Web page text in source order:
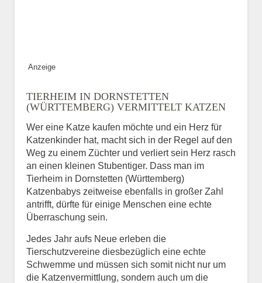
Keine Datei ausgewählt
Vermisst seit
Ort des Verschwindens
Anzeige
TIERHEIM IN DORNSTETTEN
(WÜRTTEMBERG) VERMITTELT KATZEN
Wer eine Katze kaufen möchte und ein Herz für
Katzenkinder hat, macht sich in der Regel auf den
Weg zu einem Züchter und verliert sein Herz rasch
an einen kleinen Stubentiger. Dass man im
Tierheim in Dornstetten (Württemberg)
Katzenbabys zeitweise ebenfalls in großer Zahl
antrifft, dürfte für einige Menschen eine echte
Überraschung sein.
Jedes Jahr aufs Neue erleben die
Tierschutzvereine diesbezüglich eine echte
Schwemme und müssen sich somit nicht nur um
die Katzenvermittlung, sondern auch um die